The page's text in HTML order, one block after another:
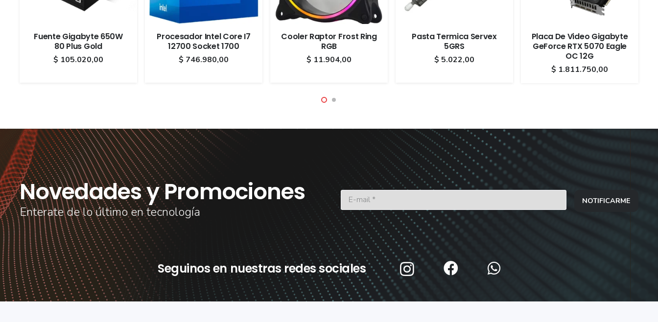
Fuente Gigabyte 650W
80 Plus Gold
$ 105.020,00
Procesador Intel Core I7
12700 Socket 1700
$ 746.980,00
Cooler Raptor Frost Ring
RGB
$ 11.904,00
Pasta Termica Servex
5GRS
$ 5.022,00
Placa De Video Gigabyte
GeForce RTX 5070 Eagle
OC 12G
$ 1.811.750,00
Novedades y Promociones
Enterate de lo último en tecnología
NOTIFICARME
Seguinos en nuestras redes sociales